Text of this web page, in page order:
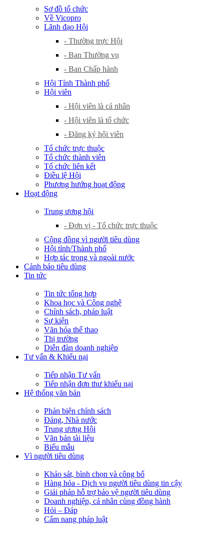
Sơ đồ tổ chức
Về Vicopro
Lãnh đạo Hội
- Thường trực Hội
- Ban Thường vụ
- Ban Chấp hành
Hội Tỉnh Thành phố
Hội viên
- Hội viên là cá nhân
- Hội viên là tổ chức
- Đăng ký hội viên
Tổ chức trực thuộc
Tổ chức thành viên
Tổ chức liên kết
Điều lệ Hội
Phương hướng hoạt động
Hoạt động
Trung ương hội
- Đơn vị - Tổ chức trực thuộc
Cộng đồng vì người tiêu dùng
Hội tỉnh/Thành phố
Hợp tác trong và ngoài nước
Cảnh báo tiêu dùng
Tin tức
Tin tức tổng hợp
Khoa học và Công nghệ
Chính sách, pháp luật
Sự kiện
Văn hóa thể thao
Thị trường
Diễn đàn doanh nghiệp
Tư vấn & Khiếu nại
Tiếp nhận Tư vấn
Tiếp nhận đơn thư khiếu nại
Hệ thống văn bản
Phản biện chính sách
Đảng, Nhà nước
Trung ương Hội
Văn bản tài liệu
Biểu mẫu
Vì người tiêu dùng
Khảo sát, bình chọn và công bố
Hàng hóa - Dịch vụ người tiêu dùng tin cậy
Giải pháp hỗ trợ bảo vệ người tiêu dùng
Doanh nghiệp, cá nhân cùng đồng hành
Hỏi – Đáp
Cẩm nang pháp luật